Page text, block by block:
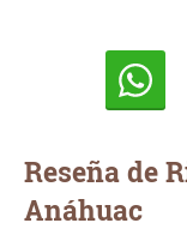
Reseña de
Anáhuac